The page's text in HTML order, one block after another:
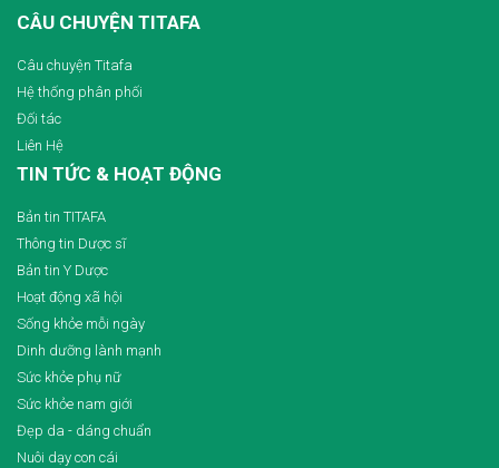
CÂU CHUYỆN TITAFA
Câu chuyện Titafa
Hệ thống phân phối
Đối tác
Liên Hệ
TIN TỨC & HOẠT ĐỘNG
Bản tin TITAFA
Thông tin Dược sĩ
Bản tin Y Dược
Hoạt động xã hội
Sống khỏe mỗi ngày
Dinh dưỡng lành mạnh
Sức khỏe phụ nữ
Sức khỏe nam giới
Đẹp da - dáng chuẩn
Nuôi dạy con cái